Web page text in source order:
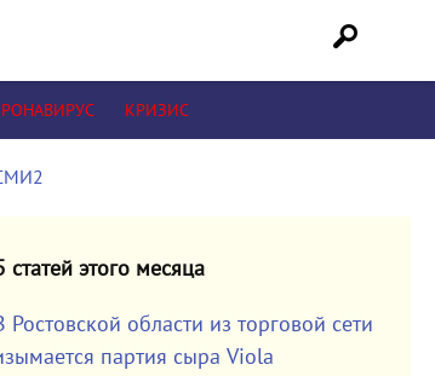
КРИЗИС
статей этого месяца
Ростовской области из торговой сети
партия сыра Viola